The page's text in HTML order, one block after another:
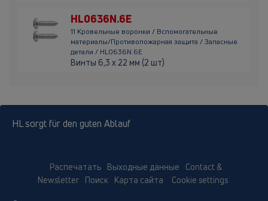
HL0636N.6E
11 Кровельные воронки / Вспомогательные
материалы/Противопожарная защита / Запасные
детали / HL0636N.6E
Винты 6,3 x 22 мм (2 шт)
HL sorgt für den guten Ablauf
Распечатать Выходные данные
Contact &
Newsletter
Поиск Карта сайта Cookie settings